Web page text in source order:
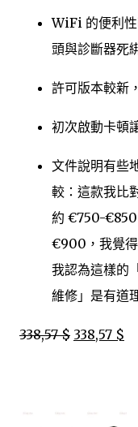
WiFi 的便利
頭與診斷器死
許可版本較新
初次啟動卡頓
文件說明有些
較：這款我比
約 €750-€850
€900，我覺得
我認為這樣的
維修」是有道
338,57 $ 338,57 $